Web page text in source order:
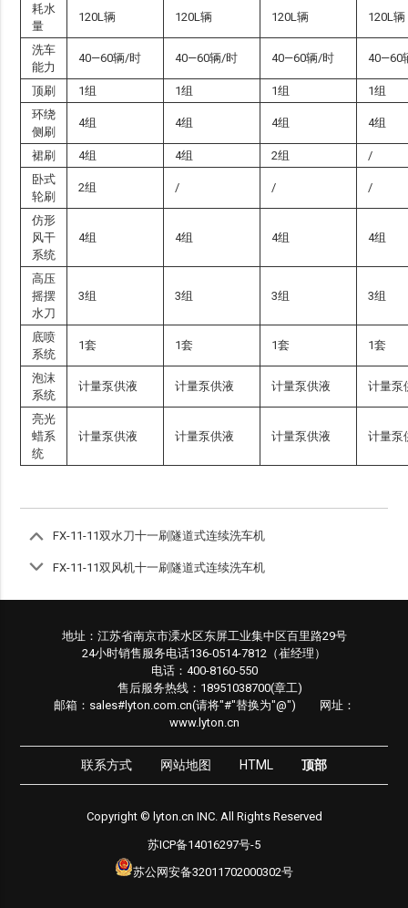
耗水
量
120L辆 120L辆 120L辆 120L辆
洗车
能力
40—60辆/时 40—60辆/时 40—60辆/时 40—60
顶刷 1组 1组 1组
1组
环绕
侧刷
4组 4组 4组 4组
裙刷 4组 4组 2组
/
卧式
轮刷
2组 / / /
仿形
风干
系统
4组 4组 4组 4组
高压
摇摆
水刀
3组 3组 3组 3组
底喷
系统
1套 1套 1套 1套
泡沫
系统
计量泵供液 计量泵供液 计量泵供液 计量泵
亮光
蜡系
统
计量泵供液 计量泵供液 计量泵供液 计量泵
FX-11-11双水刀十一刷隧道式连续洗车机
FX-11-11双风机十一刷隧道式连续洗车机
地址：江苏省南京市溧水区东屏工业集中区百里路29号
24小时销售服务电话136-0514-7812（崔经理）
电话：400-8160-550
售后服务热线：18951038700(章工)
邮箱：sales#lyton.com.cn(请将"#"替换为"@") 网址：
www.lyton.cn
联系方式 网站地图 HTML 顶部
Copyright © lyton.cn INC. All Rights Reserved
苏ICP备14016297号-5
苏公网安备32011702000302号